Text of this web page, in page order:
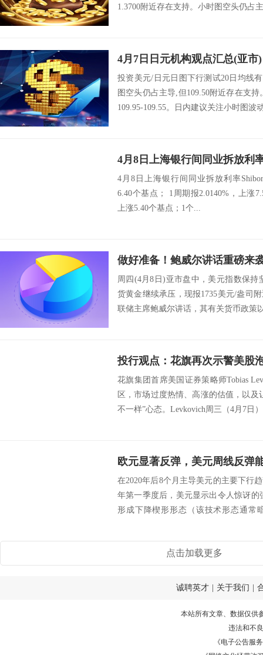
1.3700附近存在支持。小时图空头仍占
4月7日日元机构观点汇总(亚市)
投资美元/日元日图下行测试20日均线
图空头仍占主导,但109.50附近存在支
109.95-109.55。日内建议关注小时图波
4月8日上海银行间同业拆放利
4月8日上海银行间同业拆放利率
6.40个基点； 1周期报2.0140%，上涨
上涨5.40个基点；1个...
周四(4月8日)亚市盘中，美元指数保持
货黄金继续承压，现报1735美元/盎司
联储主席鲍威尔讲话，其有关货币政策
花旗集团首席美国证券策略师Tobias
区，市场过度热情、高涨的估值，以
不一样”心态。Levkovich周三（4月7日
欧元显著反弹，美元周线反弹
在2020年后8个月主导美元的主要下行
年第一季度后，美元显示出令人惊讶
形成下降楔形形态（该技术形态通常
点击加载更多
诚聘英才 关于我们
本站所有文章、数据仅供
违法和不
《电子公告服务